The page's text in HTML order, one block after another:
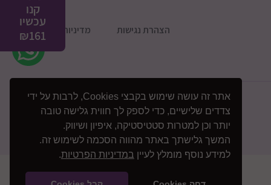
אתר זה עושה שימוש בקבצי Cookies, לרבות על ידי
צדדים שלישיים, כדי לספק לך חווית גלישה טובה
יותר וכן למטרות סטטיסטיקה, איפיון ושיווק.
המשך גלישתך באתר מהווה הסכמה לשימוש זה.
למידע נוסף מומלץ לעיין במדיניות הפרטיות.
קנו
עכשיו
₪161 הצהרת נגישות מדיניות הפרטיות